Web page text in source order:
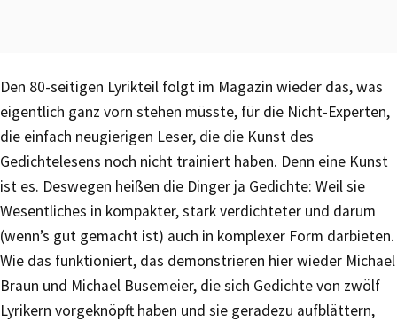
Den 80-seitigen Lyrikteil folgt im Magazin wieder das, was
eigentlich ganz vorn stehen müsste, für die Nicht-Experten,
die einfach neugierigen Leser, die die Kunst des
Gedichtelesens noch nicht trainiert haben. Denn eine Kunst
ist es. Deswegen heißen die Dinger ja Gedichte: Weil sie
Wesentliches in kompakter, stark verdichteter und darum
(wenn’s gut gemacht ist) auch in komplexer Form darbieten.
Wie das funktioniert, das demonstrieren hier wieder Michael
Braun und Michael Busemeier, die sich Gedichte von zwölf
Lyrikern vorgeknöpft haben und sie geradezu aufblättern,